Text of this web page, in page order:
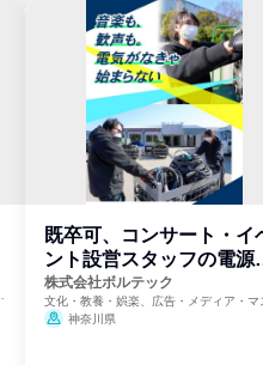
既卒可、コンサート・イ
ント設営スタッフの電源
門
株式会社ボルテック
文化・教養・娯楽、広告・メディア・マ
ミ、電力・ガス・水道・エネルギー
神奈川県